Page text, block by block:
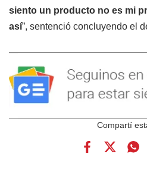
siento un producto no es mi
así”, sentenció concluyendo el